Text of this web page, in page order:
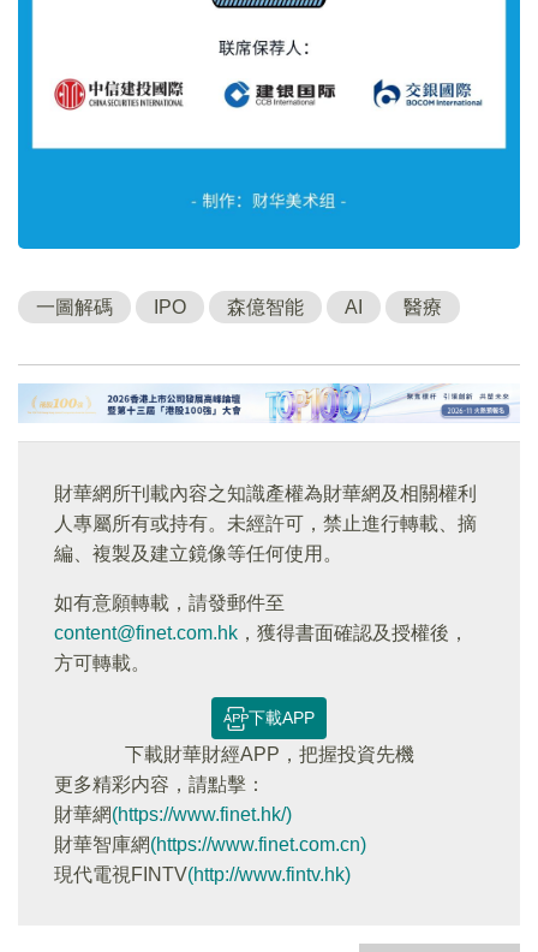
一圖解碼 IPO 森億智能 AI 醫療
財華網所刊載內容之知識產權為財華網及相關權利
人專屬所有或持有。未經許可，禁止進行轉載、摘
編、複製及建立鏡像等任何使用。
如有意願轉載，請發郵件至
content@finet.com.hk ，獲得書面確認及授權後，
方可轉載。
下載APP
下載財華財經APP，把握投資先機
更多精彩内容，請點擊：
財華網(https://www.finet.hk/)
財華智庫網(https://www.finet.com.cn)
現代電視FINTV(http://www.fintv.hk)